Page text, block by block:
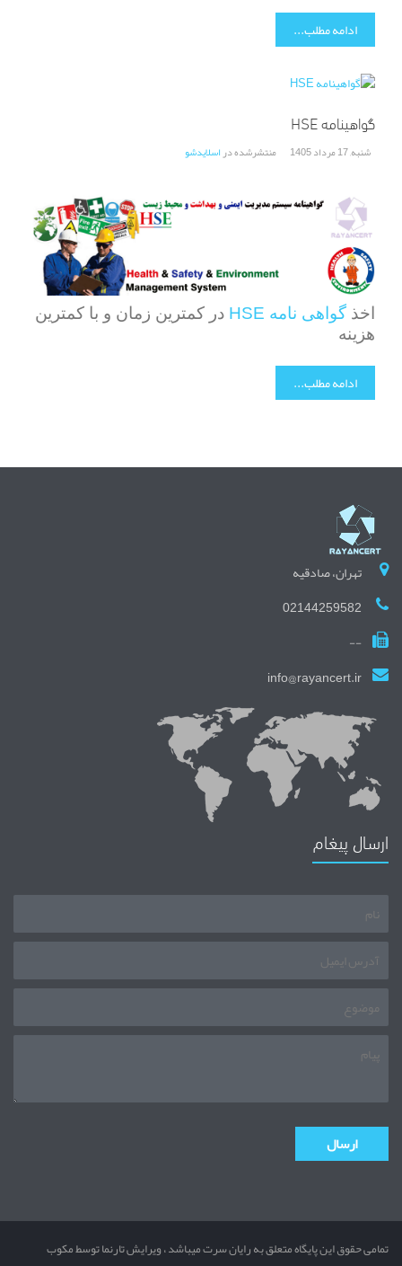
ادامه مطلب...
گواهینامه HSE
شنبه, 17 مرداد 1405 منتشرشده دراسلایدشو
اخذ گواهی نامه HSE در کمترین زمان و با کمترین
هزینه
ادامه مطلب...
تهران، صادقیه
02144259582
--
info@rayancert.ir
ارسال پیغام
تمامی حقوق این پایگاه متعلق به رایان سرت میباشد ، ویرایش تارنما توسط مکوب